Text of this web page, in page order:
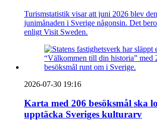
Turismstatistik visar att juni 2026 blev
junimånaden i Sverige någonsin. Det
enligt Visit Sweden.
2026-07-30 19:16
Karta med 206 besöksmål ska
upptäcka Sveriges kulturarv